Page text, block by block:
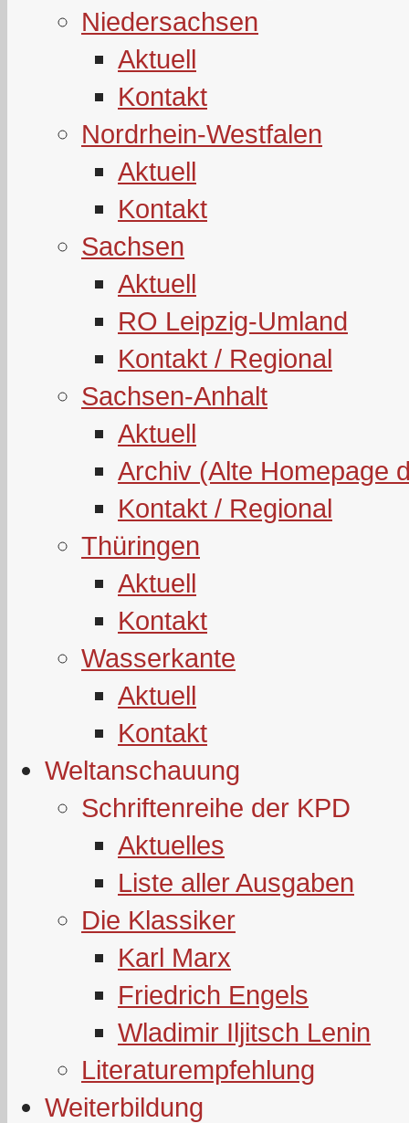
Niedersachsen
Aktuell
Kontakt
Nordrhein-Westfalen
Aktuell
Kontakt
Sachsen
Aktuell
RO Leipzig-Umland
Kontakt / Regional
Sachsen-Anhalt
Aktuell
Archiv (Alte Homepage
Kontakt / Regional
Thüringen
Aktuell
Kontakt
Wasserkante
Aktuell
Kontakt
Weltanschauung
Schriftenreihe der KPD
Aktuelles
Liste aller Ausgaben
Die Klassiker
Karl Marx
Friedrich Engels
Wladimir Iljitsch Lenin
Literaturempfehlung
Weiterbildung